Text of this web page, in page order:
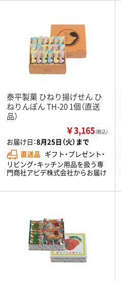
泰平製菓 ひねり揚げせん ひ
ねりんぽん TH-20 1個（直送
品）
￥3,165（税込）
お届け日：8月25日（火）まで
直送品 ギフト・プレゼント・
リビング・キッチン用品を扱う専
門商社アピデ株式会社からお届け